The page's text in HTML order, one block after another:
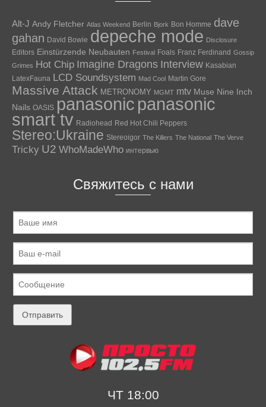
Alt-J Andy Fletcher Atlas Weekend Berlin Bjork Bon Homme dave
gahan David Bowie depeche mode Disclosure
Editors Einstürzende Neubauten Festival Foals Franz Ferdinand Gossip
Grimes Hot Chip Imagine Dragons Interview Kasabian
LatexFauna LCD Soundsystem Mad Cool Martin Gore
Massive Attack METRONOMY MGMT mtv Muse Nine Inch
Nails OASIS panasonic panasonic
smart tv Radiohead Red Hot Chili Peppers
Stereo:Ukraine Stereoigor The Killers The National The Verve
Tricky U2 WhoMadeWho интервью
Свяжитесь с нами
ЧТ 18:00